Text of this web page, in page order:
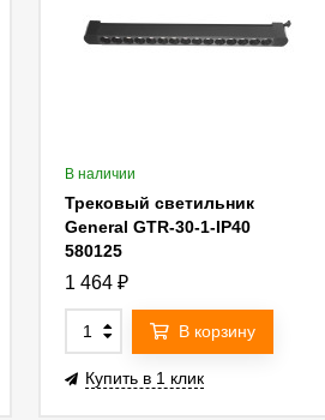
В наличии
Трековый светильник
General GTR-30-1-IP40
580125
1 464₽
В корзину
Купить в 1 клик